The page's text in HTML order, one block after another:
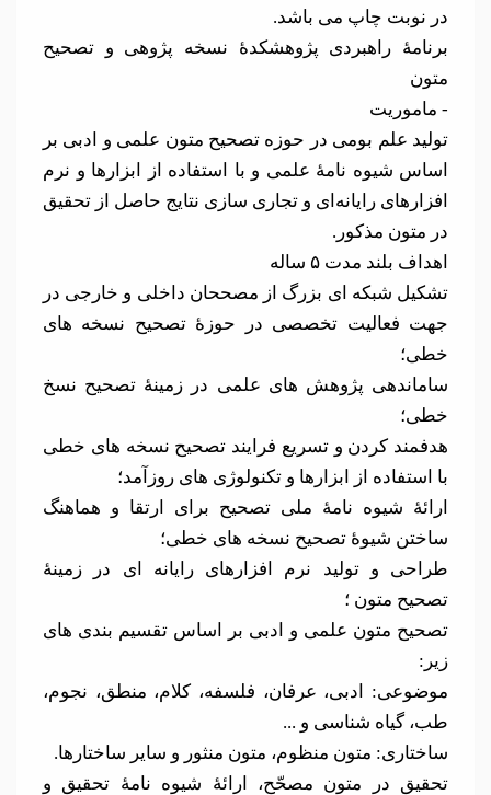
در نوبت چاپ می باشد.
برنامۀ راهبردی پژوهشکدۀ نسخه پژوهی و تصحیح
متون
- ماموریت
تولید علم بومی در حوزه تصحیح متون علمی و ادبی بر
اساس شیوه نامۀ علمی و با استفاده از ابزارها و نرم
افزارهای رایانه‌ای و تجاری سازی نتایج حاصل از تحقیق
در متون مذکور.
اهداف بلند مدت ۵ ساله
تشکیل شبکه ای بزرگ از مصححان داخلی و خارجی در
جهت فعالیت تخصصی در حوزۀ تصحیح نسخه های
خطی؛
ساماندهی پژوهش های علمی در زمینۀ تصحیح نسخ
خطی؛
هدفمند کردن و تسریع فرایند تصحیح نسخه های خطی
با استفاده از ابزارها و تکنولوژی های روزآمد؛
ارائۀ شیوه نامۀ ملی تصحیح برای ارتقا و هماهنگ
ساختن شیوۀ تصحیح نسخه های خطی؛
طراحی و تولید نرم افزارهای رایانه ای در زمینۀ
تصحیح متون ؛
تصحیح متون علمی و ادبی بر اساس تقسیم بندی های
زیر:
موضوعی: ادبی، عرفان، فلسفه، کلام، منطق، نجوم،
طب، گیاه شناسی و ...
ساختاری: متون منظوم، متون منثور و سایر ساختارها.
تحقیق در متون مصحّح، ارائۀ شیوه نامۀ تحقیق و